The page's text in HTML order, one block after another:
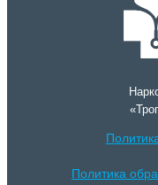
Политика